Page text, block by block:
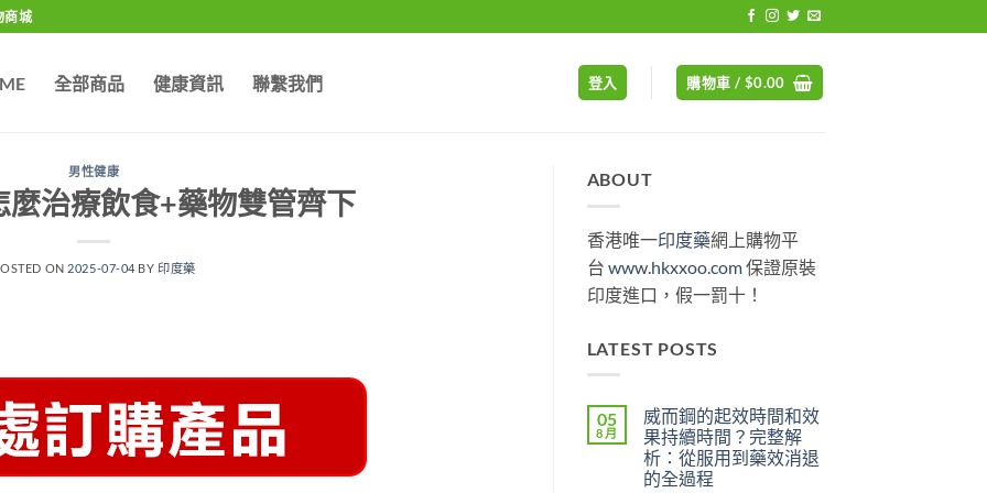
商城
全部商品 健康資訊 聯繫我們 登入 購物車 / $0.00
男性健康
麼治療飲食+藥物雙管齊下
ON 2025-07-04 BY 印度藥
ABOUT
香港唯一印度藥網上購物平
台 www.hkxxoo.com保證原裝
印度進口，假一罰十！
LATEST POSTS
05
8 月
威而鋼的起效時間和效
果持續時間？完整解
析：從服用到藥效消退
的全過程